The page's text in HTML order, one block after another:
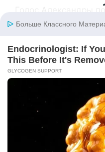
девушке. Она шла на
жизненно важные
Аркадия и Снежанну
покушение на
особо крупных
После
работать в их
вернулся. Елена,